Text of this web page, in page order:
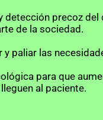
precoz
de la sociedad.
paliar las
para que
al paciente.